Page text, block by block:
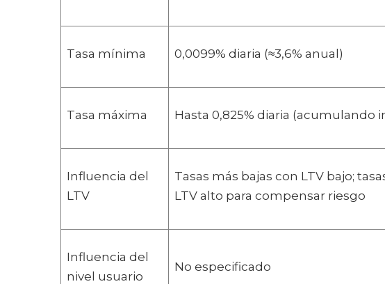
Tasa mínima 0,0099% diaria (≈3,6% anual)
Tasa máxima Hasta 0,825% diaria (acumulando
Influencia del
LTV
Tasas más bajas con LTV bajo;
LTV alto para compensar riesgo
Influencia del
nivel usuario
No especificado